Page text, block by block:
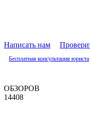
Написать нам
Бесплатная консультация юриста
ОБЗОРОВ
14408